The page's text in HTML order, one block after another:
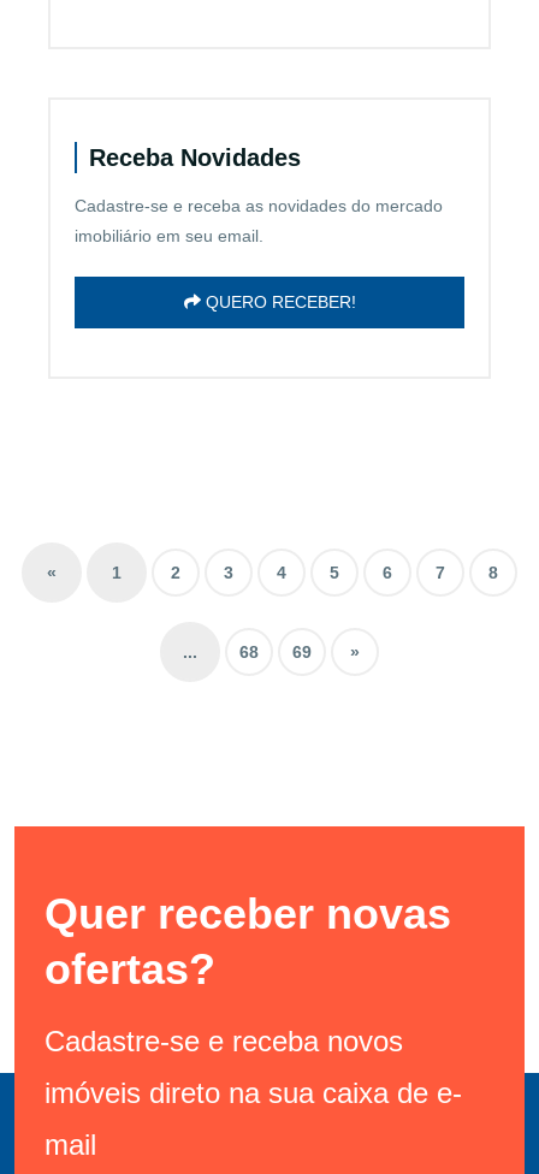
Receba Novidades
Cadastre-se e receba as novidades do mercado
imobiliário em seu email.
QUERO RECEBER!
« 1 2 3 4 5 6 7 8
... 68 69 »
Quer receber novas
ofertas?
Cadastre-se e receba novos
imóveis direto na sua caixa de e-
mail